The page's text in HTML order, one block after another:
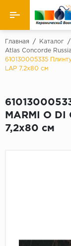
Назад
Производители
Керамогранит
Мозаики
Главная / Каталог /
Atlas Concorde Russia
610130005335
LAP 7,2x80 см
MARMI O DI
7,2x80 см